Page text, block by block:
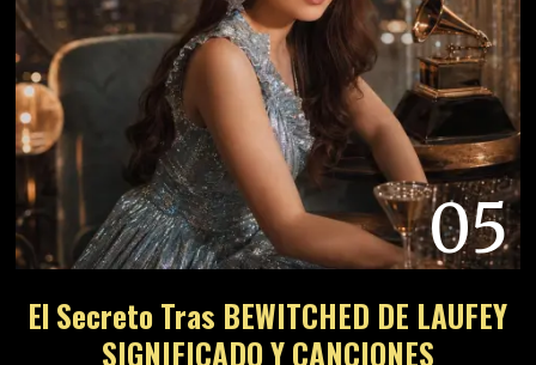
05
El Secreto Tras BEWITCHED DE LAUFEY
SIGNIFICADO Y CANCIONES